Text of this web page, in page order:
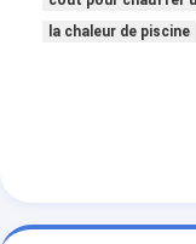
la chaleur de piscine